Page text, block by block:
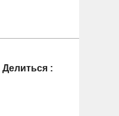
Делиться :